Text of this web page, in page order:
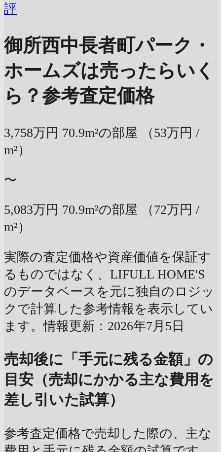
評
御所西中長者町パーク・
ホームズは売ったらいく
ら？参考査定価格
3,758万円 70.9m²の部屋
（53万円 /
m²）
〜
5,083万円 70.9m²の部屋
（72万円 /
m²）
実際の査定価格や資産価値を保証す
るものではなく、LIFULL HOME'S
のデータベースを元に独自のロジッ
クで計算した参考情報を表示してい
ます。情報更新：2026年7月5日
売却後に「手元に残る金額」の
目安（売却にかかる主な費用を
差し引いた試算）
参考査定価格で売却した際の、主な